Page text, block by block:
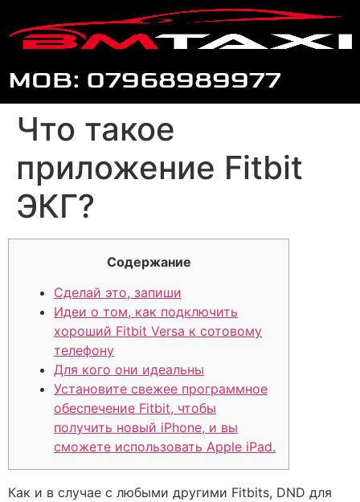
MOB: 07968989977
Что такое
приложение Fitbit
ЭКГ?
Содержание
Сделай это, запиши
Идеи о том, как подключить
хороший Fitbit Versa к сотовому
телефону
Для кого они идеальны
Установите свежее программное
обеспечение Fitbit, чтобы
получить новый iPhone, и вы
сможете использовать Apple iPad.
Как и в случае с любыми другими Fitbits, DND для